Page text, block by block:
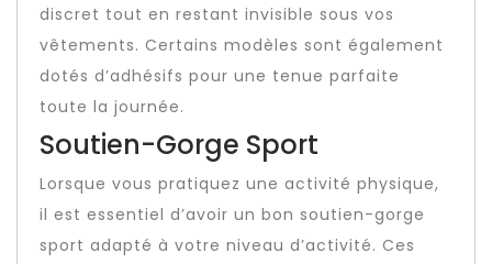
discret tout en restant invisible sous vos
vêtements. Certains modèles sont également
dotés d’adhésifs pour une tenue parfaite
toute la journée.
Soutien-Gorge Sport
Lorsque vous pratiquez une activité physique,
il est essentiel d’avoir un bon soutien-gorge
sport adapté à votre niveau d’activité. Ces